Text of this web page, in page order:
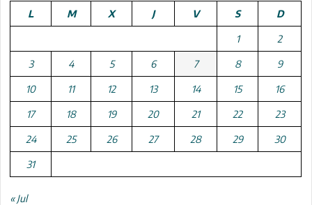
L
M X J V S D
1 2
3 4 5 6 7 8 9
10 11 12 13 14 15 16
17 18 19 20 21 22 23
24 25 26 27 28 29 30
31
« Jul